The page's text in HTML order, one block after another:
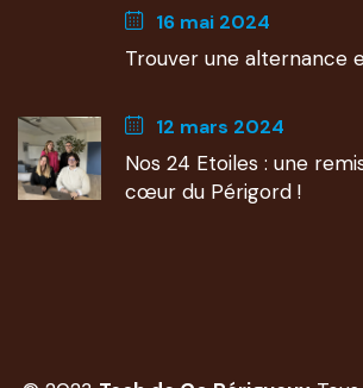
16 mai 2024
Trouver une alternance
12 mars 2024
Nos 24 Etoiles : une
cœur du Périgord !